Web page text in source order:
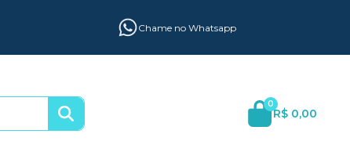
Chame no Whatsapp
0
R$ 0,00